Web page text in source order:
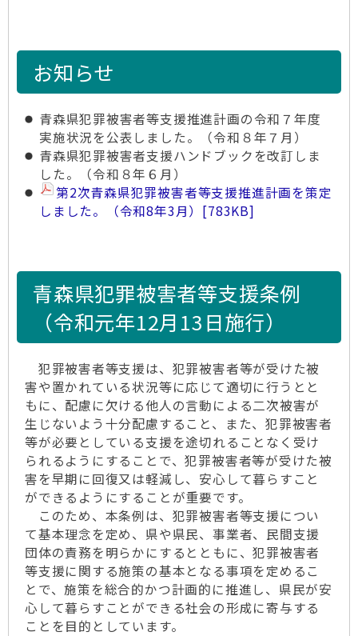
お知らせ
青森県犯罪被害者等支援推進計画の令和７年度
実施状況を公表しました。（令和８年７月）
青森県犯罪被害者支援ハンドブックを改訂しま
した。（令和８年６月）
第2次青森県犯罪被害者等支援推進計画を策定
しました。
（令和8年3月） [783KB]
青森県犯罪被害者等支援条例
（令和元年12月13日施行）
犯罪被害者等支援は、犯罪被害者等が受けた被
害や置かれている状況等に応じて適切に行うとと
もに、配慮に欠ける他人の言動による二次被害が
生じないよう十分配慮すること、また、犯罪被害者
等が必要としている支援を途切れることなく受け
られるようにすることで、犯罪被害者等が受けた被
害を早期に回復又は軽減し、安心して暮らすこと
ができるようにすることが重要です。
このため、本条例は、犯罪被害者等支援につい
て基本理念を定め、県や県民、事業者、民間支援
団体の責務を明らかにするとともに、犯罪被害者
等支援に関する施策の基本となる事項を定めるこ
とで、施策を総合的かつ計画的に推進し、県民が安
心して暮らすことができる社会の形成に寄与する
ことを目的としています。